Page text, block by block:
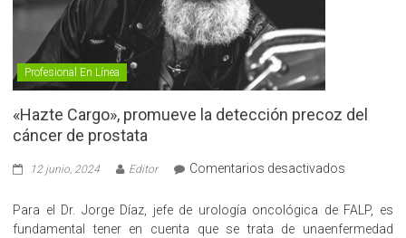
Profesional En Línea
«Hazte Cargo», promueve la detección precoz del
cáncer de prostata
12 junio, 2024 Editor Comentarios desactivados
Cargo»,
promueve
Para el Dr. Jorge Díaz, jefe de urología oncológica de FALP, es
fundamental tener en cuenta que se trata de unaenfermedad